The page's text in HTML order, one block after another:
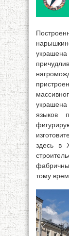
языков
здесь в
тому